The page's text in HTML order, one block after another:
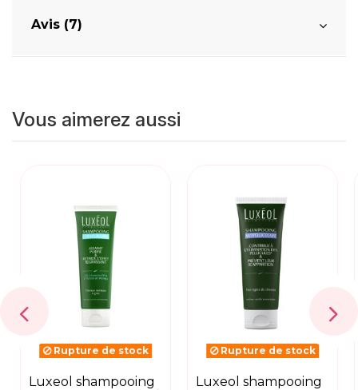
Avis (7)
Vous aimerez aussi
Rupture de stock
luxeol shampooing
Rupture de stock
luxeol shampooing